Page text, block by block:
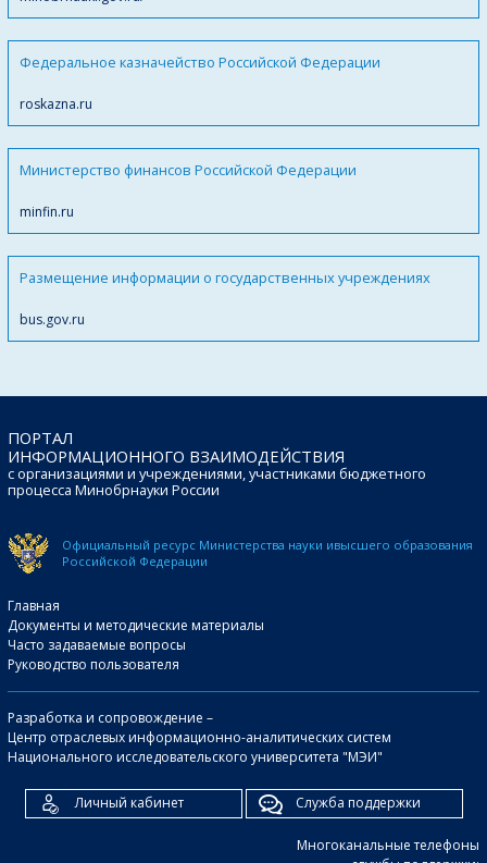
Федеральное казначейство Российской Федерации
roskazna.ru
Министерство финансов Российской Федерации
minfin.ru
Размещение информации о государственных учреждениях
bus.gov.ru
ПОРТАЛ
ИНФОРМАЦИОННОГО ВЗАИМОДЕЙСТВИЯ
с организациями и учреждениями, участниками бюджетного
процесса Минобрнауки России
Официальный ресурс Министерства науки ивысшего образования
Российской Федерации
Главная
Документы и методические материалы
Часто задаваемые вопросы
Руководство пользователя
Разработка и сопровождение –
Центр отраслевых информационно-аналитических систем
Национального исследовательского университета "МЭИ"
Личный кабинет Служба поддержки
Многоканальные телефоны